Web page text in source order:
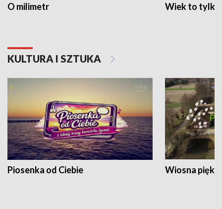
O milimetr Wiek to tylko
KULTURA I SZTUKA
Piosenka od Ciebie Wiosna